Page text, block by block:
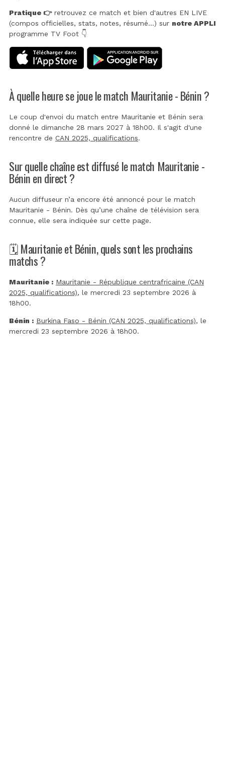
Pratique 👉retrouvez ce match et bien d'autres EN LIVE
(compos officielles, stats, notes, résumé...) sur notre APPLI
programme TV Foot 👇
À quelle heure se joue le match Mauritanie - Bénin ?
Le coup d'envoi du match entre Mauritanie et Bénin sera
donné le dimanche 28 mars 2027 à 18h00. Il s'agit d'une
rencontre de CAN 2025, qualifications.
Sur quelle chaîne est diffusé le match Mauritanie -
Bénin en direct ?
Aucun diffuseur n’a encore été annoncé pour le match
Mauritanie - Bénin. Dès qu’une chaîne de télévision sera
connue, elle sera indiquée sur cette page.
🗓️ Mauritanie et Bénin, quels sont les prochains
matchs ?
Mauritanie : Mauritanie - République centrafricaine (CAN
2025, qualifications), le mercredi 23 septembre 2026 à
18h00.
Bénin : Burkina Faso - Bénin (CAN 2025, qualifications), le
mercredi 23 septembre 2026 à 18h00.